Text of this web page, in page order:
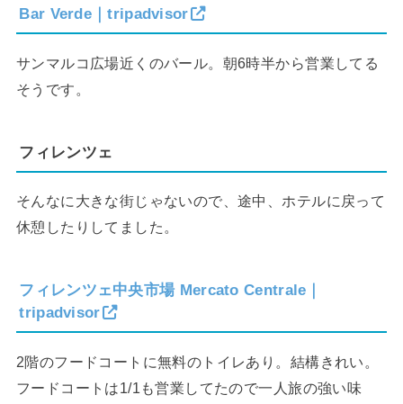
Bar Verde｜tripadvisor
サンマルコ広場近くのバール。朝6時半から営業してる
そうです。
フィレンツェ
そんなに大きな街じゃないので、途中、ホテルに戻って
休憩したりしてました。
フィレンツェ中央市場 Mercato Centrale｜
tripadvisor
2階のフードコートに無料のトイレあり。結構きれい。
フードコートは1/1も営業してたので一人旅の強い味